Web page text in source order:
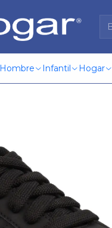
Hombre Infantil Hogar